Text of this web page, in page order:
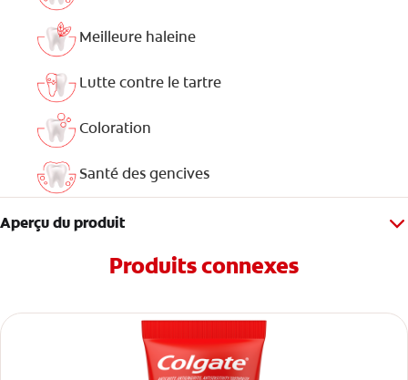
Meilleure haleine
Lutte contre le tartre
Coloration
Santé des gencives
Aperçu du produit
Produits connexes